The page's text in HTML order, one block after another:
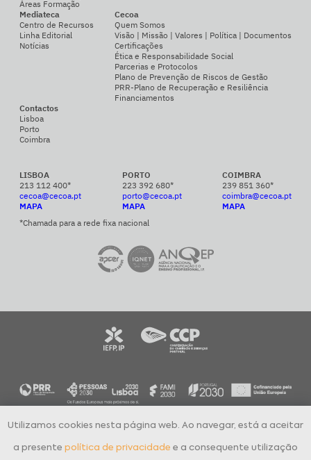
Áreas Formação
Mediateca
Centro de Recursos
Linha Editorial
Notícias
Cecoa
Quem Somos
Visão | Missão | Valores | Política | Documentos
Certificações
Ética e Responsabilidade Social
Parcerias e Protocolos
Plano de Prevenção de Riscos de Gestão
PRR-Plano de Recuperação e Resiliência
Financiamentos
Contactos
Lisboa
Porto
Coimbra
LISBOA
213 112 400*
cecoa@cecoa.pt
MAPA
PORTO
223 392 680*
porto@cecoa.pt
MAPA
COIMBRA
239 851 360*
coimbra@cecoa.pt
MAPA
*Chamada para a rede fixa nacional
Utilizamos cookies nesta página web. Ao navegar, está a aceitar
a presente política de privacidade e a consequente utilização
Todos os direitos reservados